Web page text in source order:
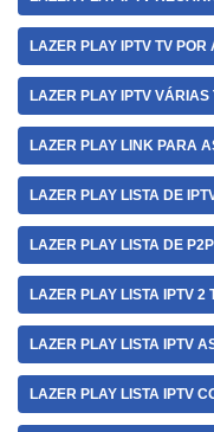
LAZER PLAY IPTV TV
LAZER PLAY IPTV VÁRIAS
LAZER PLAY LINK PARA
LAZER PLAY LISTA DE
LAZER PLAY LISTA DE
LAZER PLAY LISTA IPTV 2
LAZER PLAY LISTA IPTV
LAZER PLAY LISTA IPTV